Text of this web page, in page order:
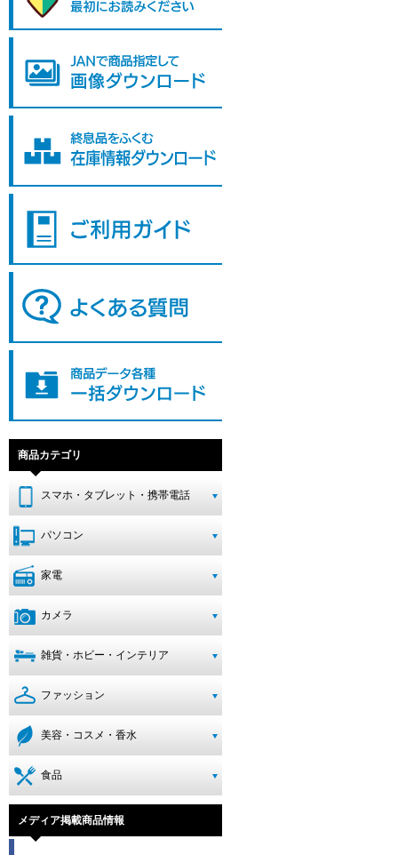
商品カテゴリ
スマホ・タブレット・携帯電話
パソコン
家電
カメラ
雑貨・ホビー・インテリア
ファッション
美容・コスメ・香水
食品
メディア掲載商品情報